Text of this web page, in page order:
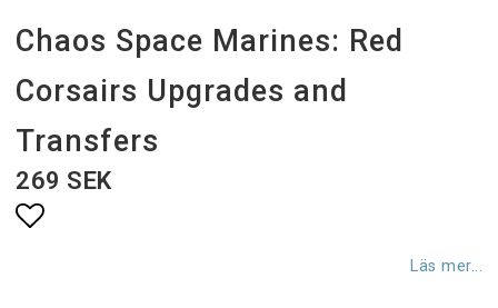
Chaos Space Marines: Red
Corsairs Upgrades and
Transfers
269 SEK
Läs mer...